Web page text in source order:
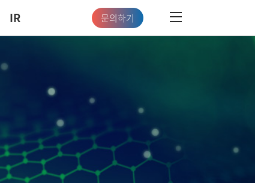
IR 문의하기